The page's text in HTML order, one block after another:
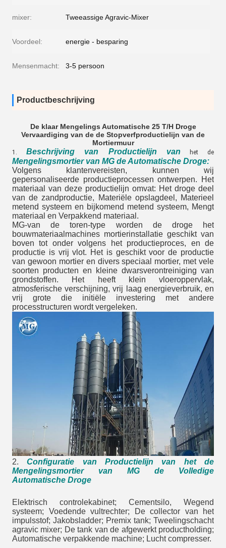
mixer: Tweeassige Agravic-Mixer
Voordeel: energie - besparing
Mensenmacht: 3-5 persoon
Productbeschrijving
De klaar Mengelings Automatische 25 T/H Droge
Vervaardiging van de de Stopverfproductielijn van de
Mortiermuur
1.Beschrijving van Productielijn van het de
Mengelingsmortier van MG de Automatische Droge:
Volgens klantenvereisten, kunnen wij
gepersonaliseerde productieprocessen ontwerpen. Het
materiaal van deze productielijn omvat: Het droge deel
van de zandproductie, Materiële opslagdeel, Materieel
metend systeem en bijkomend metend systeem, Mengt
materiaal en Verpakkend materiaal.
MG-van de toren-type worden de droge het
bouwmateriaalmachines mortierinstallatie geschikt van
boven tot onder volgens het productieproces, en de
productie is vrij vlot. Het is geschikt voor de productie
van gewoon mortier en divers speciaal mortier, met vele
soorten producten en kleine dwarsverontreiniging van
grondstoffen. Het heeft klein vloeroppervlak,
atmosferische verschijning, vrij laag energieverbruik, en
vrij grote die initiële investering met andere
processtructuren wordt vergeleken.
2.Configuratie van Productielijn van het de
Mengelingsmortier van MG de Volledige
Automatische Droge
Elektrisch controlekabinet; Cementsilo, Wegend
systeem; Voedende vultrechter; De collector van het
impulsstof; Jakobsladder; Premix tank; Tweelingschacht
agravic mixer; De tank van de afgewerkt productholding;
Automatische verpakkende machine; Lucht compresser.